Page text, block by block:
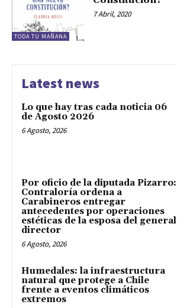
TODA TU MAÑANA
7 Abril, 2020
Latest news
Lo que hay tras cada noticia 06
de Agosto 2026
6 Agosto, 2026
Por oficio de la diputada Pizarro:
Contraloría ordena a
Carabineros entregar
antecedentes por operaciones
estéticas de la esposa del general
director
6 Agosto, 2026
Humedales: la infraestructura
natural que protege a Chile
frente a eventos climáticos
extremos